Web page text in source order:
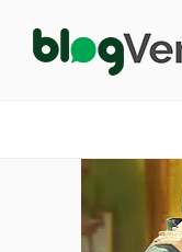
content